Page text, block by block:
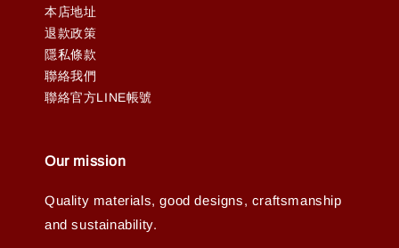
本店地址
退款政策
隱私條款
聯絡我們
聯絡官方LINE帳號
Our mission
Quality materials, good designs, craftsmanship
and sustainability.